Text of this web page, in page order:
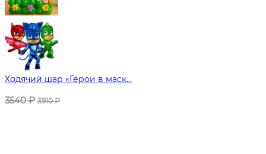
Ходячий шар «Герои в маск...
3540₽ 3910₽